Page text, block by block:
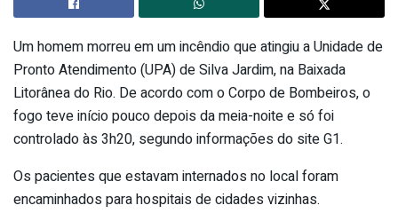
Um homem morreu em um incêndio que atingiu a Unidade de
Pronto Atendimento (UPA) de Silva Jardim, na Baixada
Litorânea do Rio. De acordo com o Corpo de Bombeiros, o
fogo teve início pouco depois da meia-noite e só foi
controlado às 3h20, segundo informações do site G1.
Os pacientes que estavam internados no local foram
encaminhados para hospitais de cidades vizinhas.